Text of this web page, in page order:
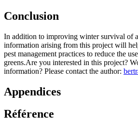
Conclusion
In addition to improving winter survival of
information arising from this project will
pest management practices to reduce the
greens.Are you interested in this project?
information? Please contact the author:
Appendices
Référence